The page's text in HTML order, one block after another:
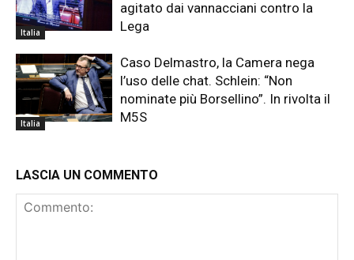
Italia
agitato dai vannacciani contro la
Lega
Italia
Caso Delmastro, la Camera nega
l’uso delle chat. Schlein: “Non
nominate più Borsellino”. In rivolta il
M5S
LASCIA UN COMMENTO